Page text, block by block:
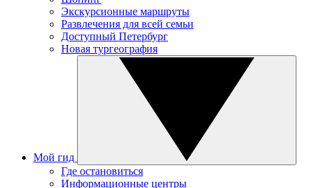
Экскурсионные маршруты
Развлечения для всей семьи
Доступный Петербург
Новая тургеография
Мой гид
Где остановиться
Информационные центры